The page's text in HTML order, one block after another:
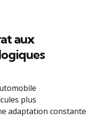
aux
plus
adaptation constante